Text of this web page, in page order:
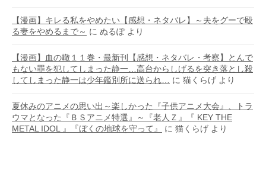
【漫画】キレる私をやめたい【感想・ネタバレ】～夫をグーで殴
る妻をやめるまで～ に ぬるぽより
【漫画】血の轍１１巻・最新刊【感想・ネタバレ・考察】とんで
もない罪を犯してしまった静一…高台からしげるを突き落とし殺
してしまった静一は少年鑑別所に送られ…
に 猫くらげ より
夏休みのアニメの思い出～楽しかった『子供アニメ大会』、トラ
ウマとなった『ＢＳアニメ特選』～『老人Ｚ』『 KEY THE
METAL IDOL 』『ぼくの地球を守って』
に 猫くらげ より